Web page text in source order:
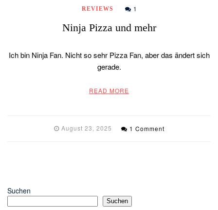
REVIEWS 1
Ninja Pizza und mehr
Ich bin Ninja Fan. Nicht so sehr Pizza Fan, aber das ändert sich
gerade.
READ MORE
August 23, 2025 1 Comment
Suchen
Suchen